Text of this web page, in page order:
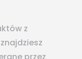
z
przez